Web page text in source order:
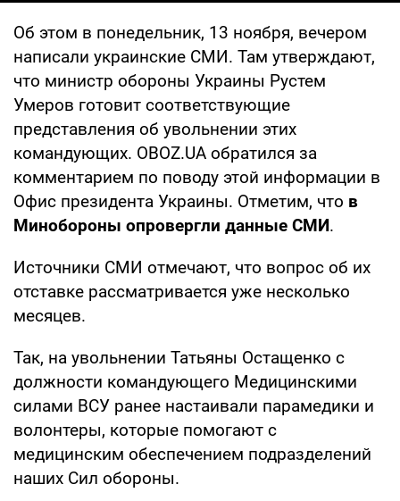
Об этом в понедельник, 13 ноября, вечером
написали украинские СМИ. Там утверждают,
что министр обороны Украины Рустем
Умеров готовит соответствующие
представления об увольнении этих
командующих. OBOZ.UA обратился за
комментарием по поводу этой информации в
Офис президента Украины. Отметим, что в
Минобороны опровергли данные СМИ.
Источники СМИ отмечают, что вопрос об их
отставке рассматривается уже несколько
месяцев.
Так, на увольнении Татьяны Остащенко с
должности командующего Медицинскими
силами ВСУ ранее настаивали парамедики и
волонтеры, которые помогают с
медицинским обеспечением подразделений
наших Сил обороны.